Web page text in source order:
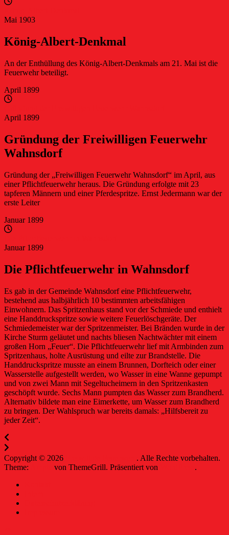
Mai 1903
König-Albert-Denkmal
An der Enthüllung des König-Albert-Denkmals am 21. Mai ist die
Feuerwehr beteiligt.
April 1899
April 1899
Gründung der Freiwilligen Feuerwehr
Wahnsdorf
Gründung der „Freiwilligen Feuerwehr Wahnsdorf“ im April, aus
einer Pflichtfeuerwehr heraus. Die Gründung erfolgte mit 23
tapferen Männern und einer Pferdespritze. Ernst Jedermann war der
erste Leiter
Januar 1899
Januar 1899
Die Pflichtfeuerwehr in Wahnsdorf
Es gab in der Gemeinde Wahnsdorf eine Pflichtfeuerwehr,
bestehend aus halbjährlich 10 bestimmten arbeitsfähigen
Einwohnern. Das Spritzenhaus stand vor der Schmiede und enthielt
eine Handdruckspritze sowie weitere Feuerlöschgeräte. Der
Schmiedemeister war der Spritzenmeister. Bei Bränden wurde in der
Kirche Sturm geläutet und nachts bliesen Nachtwächter mit einem
großen Horn „Feuer“. Die Pflichtfeuerwehr lief mit Armbinden zum
Spritzenhaus, holte Ausrüstung und eilte zur Brandstelle. Die
Handdruckspritze musste an einem Brunnen, Dorfteich oder einer
Wasserstelle aufgestellt werden, wo Wasser in eine Wanne gepumpt
und von zwei Mann mit Segeltucheimern in den Spritzenkasten
geschöpft wurde. Sechs Mann pumpten das Wasser zum Brandherd.
Alternativ bildete man eine Eimerkette, um Wasser zum Brandherd
zu bringen. Der Wahlspruch war bereits damals: „Hilfsbereit zu
jeder Zeit“.
Copyright © 2026
. Alle Rechte vorbehalten.
Theme:
von ThemeGrill. Präsentiert von
.